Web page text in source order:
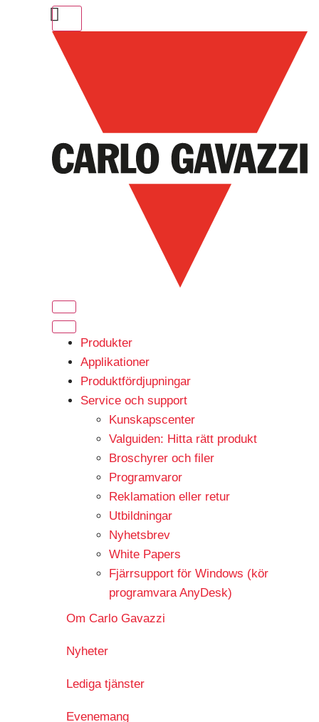
Produkter
Applikationer
Produktfördjupningar
Service och support
Kunskapscenter
Valguiden: Hitta rätt produkt
Broschyrer och filer
Programvaror
Reklamation eller retur
Utbildningar
Nyhetsbrev
White Papers
Fjärrsupport för Windows (kör
programvara AnyDesk)
Om Carlo Gavazzi
Nyheter
Lediga tjänster
Evenemang